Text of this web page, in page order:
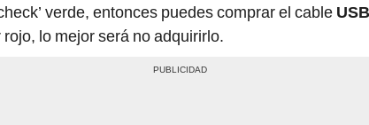
verde, entonces puedes comprar el cable
rojo, lo mejor será no adquirirlo.